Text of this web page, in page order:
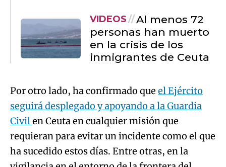
VIDEOS
Al menos 72
personas han muerto
en la crisis de los
inmigrantes de Ceuta
Por otro lado, ha confirmado que el Ejército
seguirá desplegado y apoyando a la Guardia
Civilen Ceuta en cualquier misión que
requieran para evitar un incidente como el que
ha sucedido estos días. Entre otras, en la